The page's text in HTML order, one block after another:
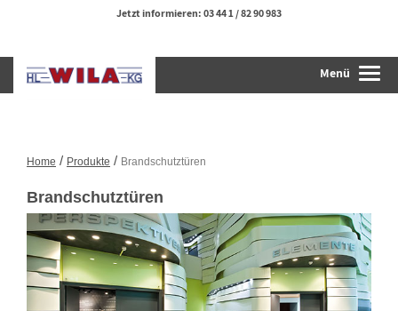
Jetzt informieren: 03 44 1 / 82 90 983
Menü
Home / Produkte / Brandschutztüren
Brandschutztüren